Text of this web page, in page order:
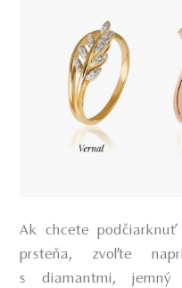
Ak chcete
prsteňa, zvoľte
s diamantmi, jemný